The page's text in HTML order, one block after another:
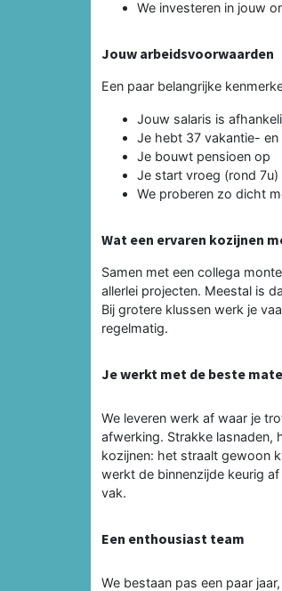
We investeren in jouw
Jouw arbeidsvoorwaarden
Een paar belangrijke
Jouw salaris is
Je hebt 37 vakantie- en
Je bouwt pensioen op
Je start vroeg (rond
We proberen zo dicht
Wat een ervaren kozijnen
Samen met een collega
allerlei projecten. Meestal is
Bij grotere klussen werk je
regelmatig.
Je werkt met de beste
We leveren werk af waar je
afwerking. Strakke lasnaden,
kozijnen: het straalt gewoon
werkt de binnenzijde keurig
vak.
Een enthousiast team
We bestaan pas een paar